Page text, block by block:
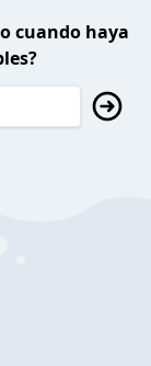
cuando haya